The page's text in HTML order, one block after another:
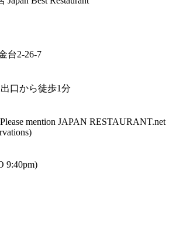
台2-26-7
口から徒歩1分
mention JAPAN RESTAURANT.net
9:40pm)